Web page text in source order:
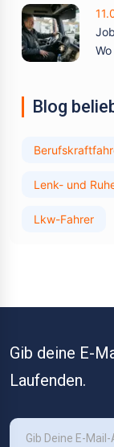
Blog
Lenk- und
Lkw-Fahrer
Gib deine E-
Laufenden.